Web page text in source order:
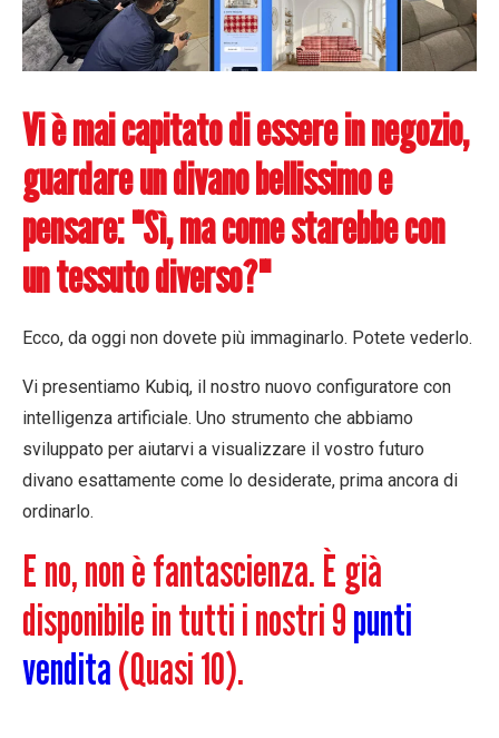
Vi è mai capitato di essere in negozio,
guardare un divano bellissimo e
pensare: "Sì, ma come starebbe con
un tessuto diverso?"
Ecco, da oggi non dovete più immaginarlo. Potete vederlo.
Vi presentiamo Kubiq, il nostro nuovo configuratore con
intelligenza artificiale. Uno strumento che abbiamo
sviluppato per aiutarvi a visualizzare il vostro futuro
divano esattamente come lo desiderate, prima ancora di
ordinarlo.
E no, non è fantascienza. È già
disponibile in tutti i nostri 9punti
vendita(Quasi 10).